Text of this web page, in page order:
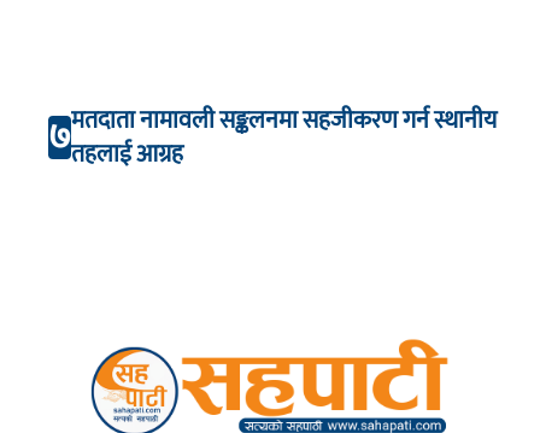
७मतदाता नामावली सङ्कलनमा सहजीकरण गर्न स्थानीय
तहलाई आग्रह